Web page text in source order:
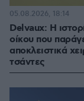
Delvaux: Η
οίκου που
αποκλειστικά
τσάντες
05.08.2026, 18:14